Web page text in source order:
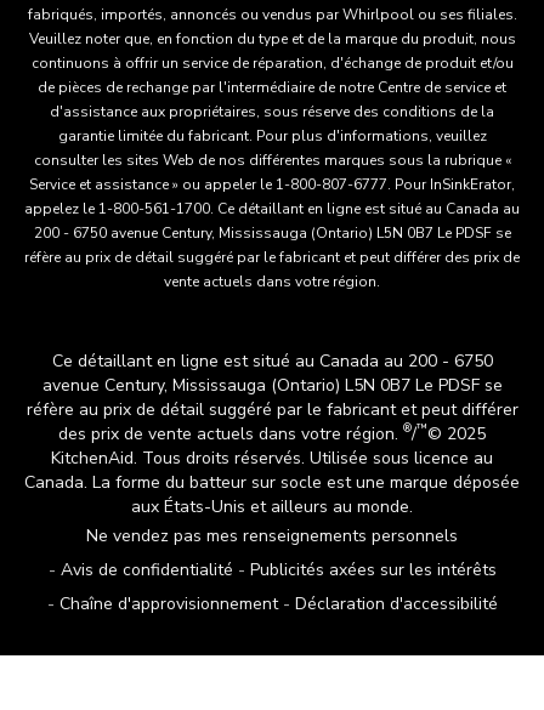
fabriqués, importés, annoncés ou vendus par Whirlpool ou ses filiales.
Veuillez noter que, en fonction du type et de la marque du produit, nous
continuons à offrir un service de réparation, d'échange de produit et/ou
de pièces de rechange par l'intermédiaire de notre Centre de service et
d'assistance aux propriétaires, sous réserve des conditions de la
garantie limitée du fabricant. Pour plus d'informations, veuillez
consulter les sites Web de nos différentes marques sous la rubrique «
Service et assistance » ou appeler le 1-800-807-6777. Pour InSinkErator,
appelez le 1-800-561-1700. Ce détaillant en ligne est situé au Canada au
200 - 6750 avenue Century, Mississauga (Ontario) L5N 0B7 Le PDSF se
réfère au prix de détail suggéré par le fabricant et peut différer des prix de
vente actuels dans votre région.
Ce détaillant en ligne est situé au Canada au 200 - 6750
avenue Century, Mississauga (Ontario) L5N 0B7 Le PDSF se
réfère au prix de détail suggéré par le fabricant et peut différer
des prix de vente actuels dans votre région. ®/™© 2025
KitchenAid. Tous droits réservés. Utilisée sous licence au
Canada. La forme du batteur sur socle est une marque déposée
aux États-Unis et ailleurs au monde.
Ne vendez pas mes renseignements personnels
Avis de confidentialité
Publicités axées sur les intérêts
Chaîne d'approvisionnement
Déclaration d'accessibilité